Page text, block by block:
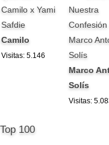
Camilo x Yami
Safdie
Camilo
Visitas: 5.146
Nuestra
Confesión
Marco
Solís
Marco
Solís
Visitas:
Top 100